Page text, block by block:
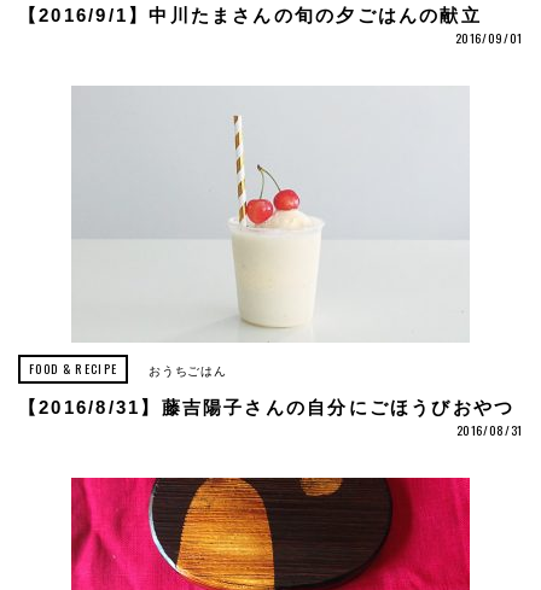
【2016/9/1】中川たまさんの旬の夕ごはんの献立
2016/09/01
FOOD & RECIPE おうちごはん
【2016/8/31】藤吉陽子さんの自分にごほうびおやつ
2016/08/31